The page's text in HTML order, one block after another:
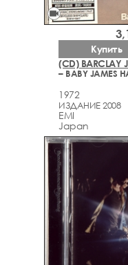
videocam
(CD) BARCLAY
– BABY JAMES
1972
ИЗДАНИЕ 2008
EMI
Japan
Купить